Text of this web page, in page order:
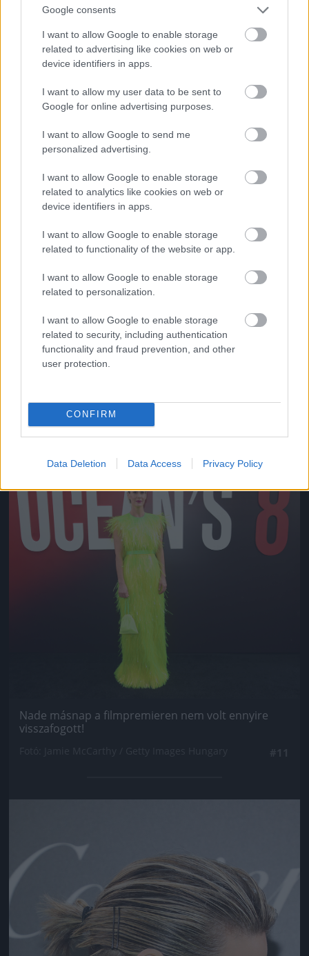
Google consents
I want to allow Google to enable storage
related to advertising like cookies on web or
device identifiers in apps.
I want to allow my user data to be sent to
Google for online advertising purposes.
I want to allow Google to send me
personalized advertising.
I want to allow Google to enable storage
related to analytics like cookies on web or
device identifiers in apps.
I want to allow Google to enable storage
related to functionality of the website or app.
I want to allow Google to enable storage
related to personalization.
I want to allow Google to enable storage
related to security, including authentication
functionality and fraud prevention, and other
user protection.
CONFIRM
Data Deletion Data Access Privacy Policy
Fotó: Dimitrios Kambouris / Getty Images Hungary
Jön még kép!
Nade másnap a filmpremieren nem volt ennyire
visszafogott!